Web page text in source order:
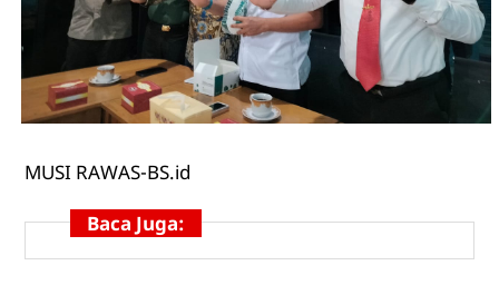
MUSI RAWAS-BS.id
Baca Juga: